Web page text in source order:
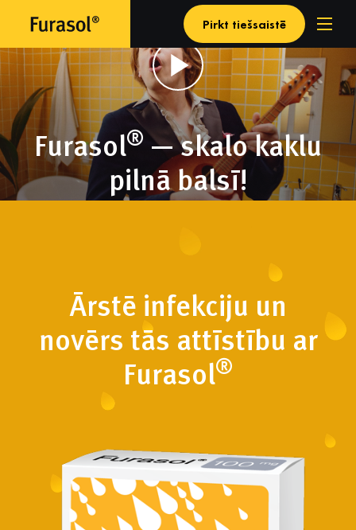
Pirkt tiešsaistē
Furasol® — skalo kaklu
pilnā balsī!
Ārstē infekciju un
novērs tās attīstību ar
Furasol®